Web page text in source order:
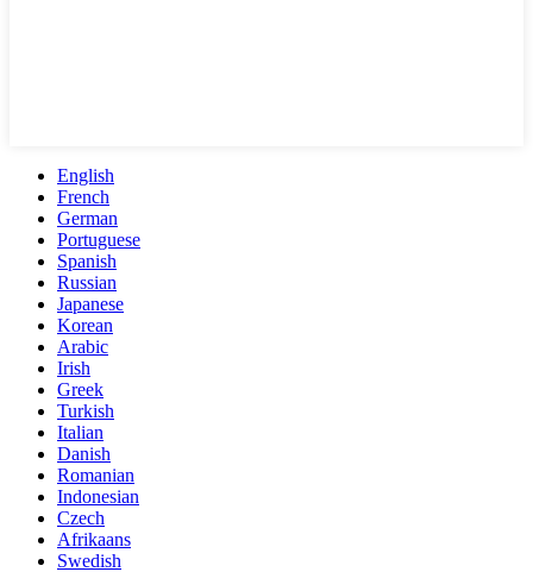
English
French
German
Portuguese
Spanish
Russian
Japanese
Korean
Arabic
Irish
Greek
Turkish
Italian
Danish
Romanian
Indonesian
Czech
Afrikaans
Swedish